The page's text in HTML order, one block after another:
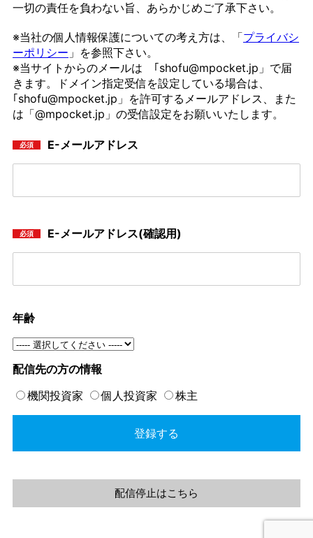
一切の責任を負わない旨、あらかじめご了承下さい。
※当社の個人情報保護についての考え方は、「プライバシ
ーポリシー 」を参照下さい。
※当サイトからのメールは ｢shofu@mpocket.jp」で届
きます。ドメイン指定受信を設定している場合は、
｢shofu@mpocket.jp」を許可するメールアドレス、また
は「@mpocket.jp」の受信設定をお願いいたします。
必須 E-メールアドレス
必須 E-メールアドレス(確認用)
年齢
配信先の方の情報
機関投資家
個人投資家 株主
配信停止はこちら